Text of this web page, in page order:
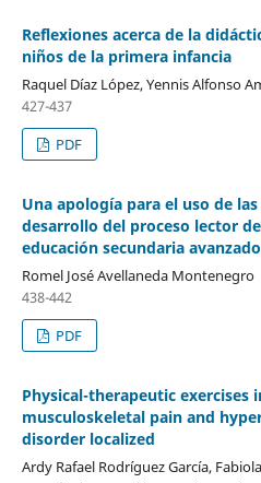
Reflexiones acerca de la
niños de la primera infancia
Raquel Díaz López, Yennis Alfonso
427-437
PDF
Una apología para el uso de
desarrollo del proceso lector
educación secundaria avanzado
Romel José Avellaneda Montenegro
438-442
PDF
Physical-therapeutic exercises
musculoskeletal pain and
disorder localized
Ardy Rafael Rodríguez García,